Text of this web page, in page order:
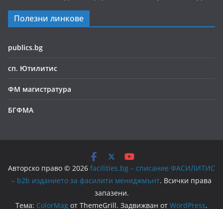
Полезни линкове
publics.bg
сп. Ютилитис
ФМ магистратура
БГФМА
Авторско право © 2026 facilities.bg – списание ФАСИЛИТИС
– b2b изданието за фасилити мениджмънт. Всички права
запазени.
Тема: ColorMag от ThemeGrill. Задвижван от WordPress.